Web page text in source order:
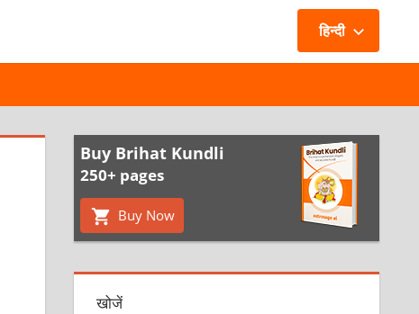
हिन्दी
Buy Brihat Kundli
250+ pages
Buy Now
खोजें